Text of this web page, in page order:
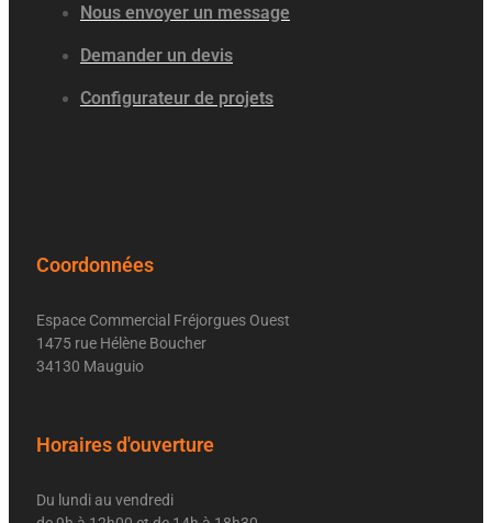
Nous envoyer un message
Demander un devis
Configurateur de projets
Coordonnées
Espace Commercial Fréjorgues Ouest
1475 rue Hélène Boucher
34130 Mauguio
Horaires d'ouverture
Du lundi au vendredi